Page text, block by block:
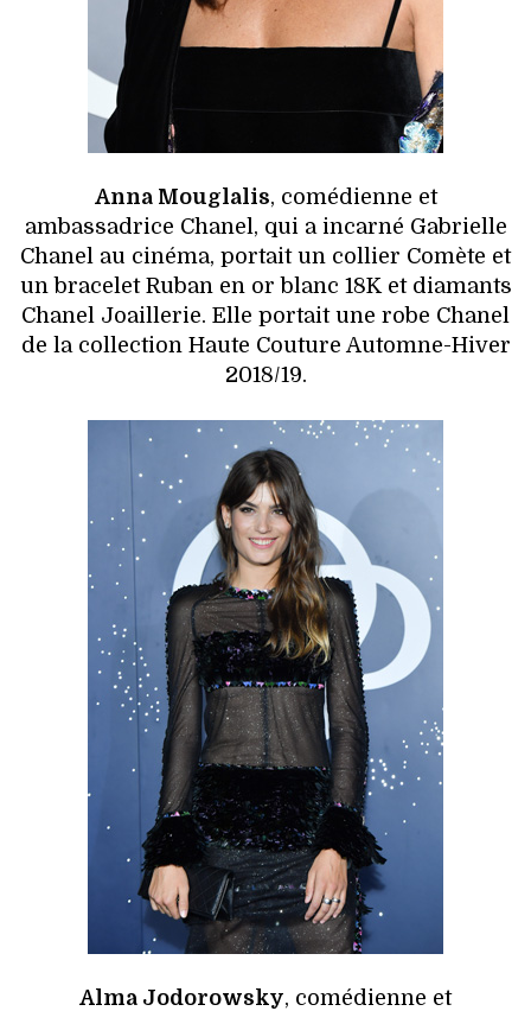
Anna Mouglalis, comédienne et
ambassadrice Chanel, qui a incarné Gabrielle
Chanel au cinéma, portait un collier Comète et
un bracelet Ruban en or blanc 18K et diamants
Chanel Joaillerie. Elle portait une robe Chanel
de la collection Haute Couture Automne-Hiver
2018/19.
Alma Jodorowsky, comédienne et